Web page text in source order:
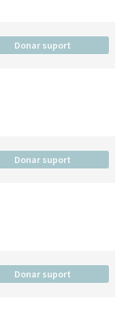
Donar suport
Donar suport
Donar suport